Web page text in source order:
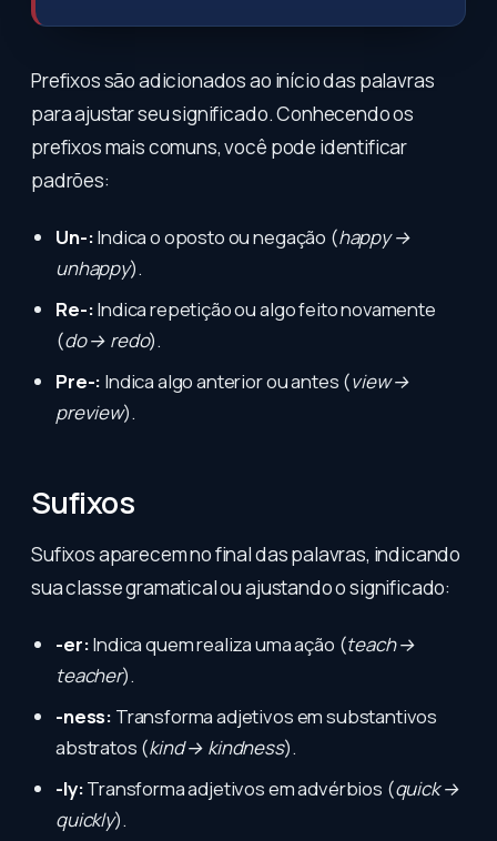
Prefixos são adicionados ao início das palavras
para ajustar seu significado. Conhecendo os
prefixos mais comuns, você pode identificar
padrões:
Un-:Indica o oposto ou negação (happy →
unhappy).
Re-:Indica repetição ou algo feito novamente
(do → redo).
Pre-: Indica algo anterior ou antes (view →
preview).
Sufixos
Sufixos aparecem no final das palavras, indicando
sua classe gramatical ou ajustando o significado:
-er:Indica quem realiza uma ação (teach →
teacher).
-ness: Transforma adjetivos em substantivos
abstratos (kind → kindness).
-ly:Transforma adjetivos em advérbios (quick →
quickly).